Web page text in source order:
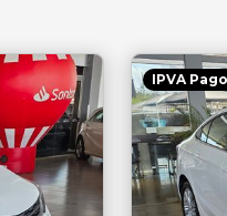
IPVA Pago